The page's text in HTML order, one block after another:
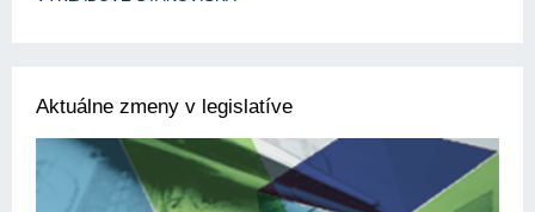
Aktuálne zmeny v legislatíve